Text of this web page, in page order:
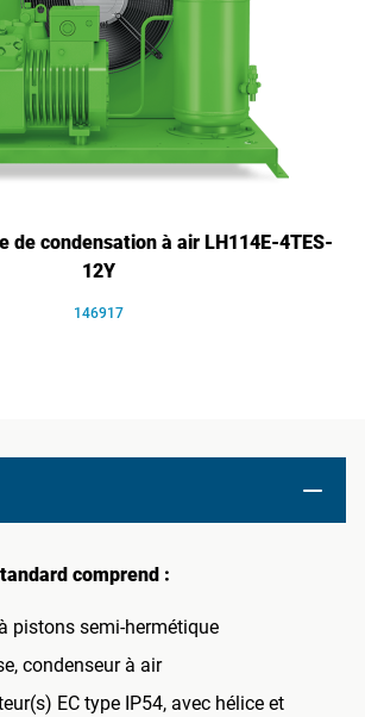
de condensation à air LH114E-4TES-
12Y
146917
comprend :
pistons semi-hermétique
condenseur à air
EC type IP54, avec hélice et